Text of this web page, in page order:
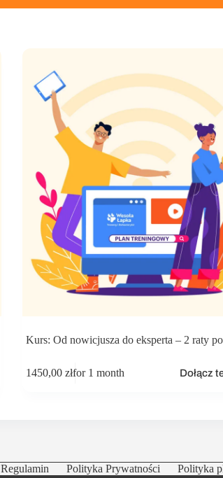
Kurs: Od nowicjusza do eksperta – 2 raty
1450,00złfor 1 month Dołącz
Regulamin Polityka Prywatności
Polityka